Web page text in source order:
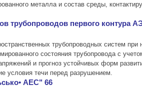
металла и состав среды,
первого контура
трубопроводных систем
состояния трубопровода с
и прогноз устойчивых форм
условия течи перед разрушением.
АЕС" 66